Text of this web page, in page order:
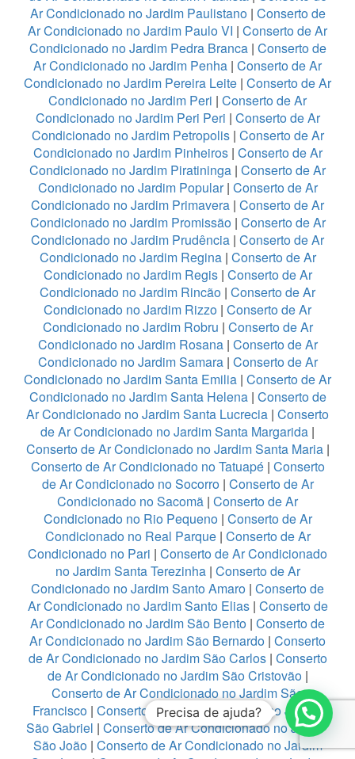
Ar Condicionado no Jardim Paulistano| Conserto de
Ar Condicionado no Jardim Paulo VI | Conserto de Ar
Condicionado no Jardim Pedra Branca| Conserto de
Ar Condicionado no Jardim Penha | Conserto de Ar
Condicionado no Jardim Pereira Leite | Conserto de Ar
Condicionado no Jardim Peri | Conserto de Ar
Condicionado no Jardim Peri Peri | Conserto de Ar
Condicionado no Jardim Petropolis| Conserto de Ar
Condicionado no Jardim Pinheiros| Conserto de Ar
Condicionado no Jardim Piratininga | Conserto de Ar
Condicionado no Jardim Popular| Conserto de Ar
Condicionado no Jardim Primavera | Conserto de Ar
Condicionado no Jardim Promissão| Conserto de Ar
Condicionado no Jardim Prudência | Conserto de Ar
Condicionado no Jardim Regina| Conserto de Ar
Condicionado no Jardim Regis| Conserto de Ar
Condicionado no Jardim Rincão | Conserto de Ar
Condicionado no Jardim Rizzo | Conserto de Ar
Condicionado no Jardim Robru | Conserto de Ar
Condicionado no Jardim Rosana| Conserto de Ar
Condicionado no Jardim Samara| Conserto de Ar
Condicionado no Jardim Santa Emilia | Conserto de Ar
Condicionado no Jardim Santa Helena| Conserto de
Ar Condicionado no Jardim Santa Lucrecia | Conserto
de Ar Condicionado no Jardim Santa Margarida |
Conserto de Ar Condicionado no Jardim Santa Maria|
Conserto de Ar Condicionado no Tatuapé| Conserto
de Ar Condicionado no Socorro| Conserto de Ar
Condicionado no Sacomã | Conserto de Ar
Condicionado no Rio Pequeno| Conserto de Ar
Condicionado no Real Parque| Conserto de Ar
Condicionado no Pari | Conserto de Ar Condicionado
no Jardim Santa Terezinha| Conserto de Ar
Condicionado no Jardim Santo Amaro | Conserto de
Ar Condicionado no Jardim Santo Elias| Conserto de
Ar Condicionado no Jardim São Bento | Conserto de
Ar Condicionado no Jardim São Bernardo | Conserto
de Ar Condicionado no Jardim São Carlos| Conserto
de Ar Condicionado no Jardim São Cristovão|
Conserto de Ar Condicionado no Jardim São
Francisco | Conserto de Ar Condicionado no Jardim
São Gabriel | Conserto de Ar Condicionado no Jardim
São João| Conserto de Ar Condicionado no Jardim
Precisa de ajuda?